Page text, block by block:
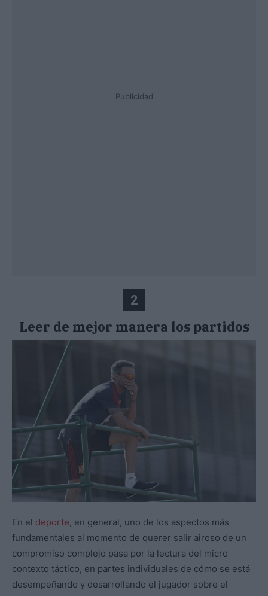
Publicidad
2
Leer de mejor manera los partidos
En el deporte, en general, uno de los aspectos más
fundamentales al momento de querer salir airoso de un
compromiso complejo pasa por la lectura del micro
contexto táctico, en partes individuales de cómo se está
desempeñando y desarrollando el jugador sobre el